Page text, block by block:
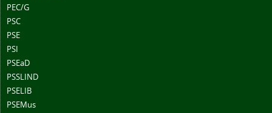
PEC/G
PSC
PSE
PSI
PSEaD
PSSLIND
PSELIB
PSEMus